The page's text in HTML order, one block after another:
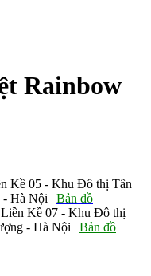
Rainbow
Kề 05 - Khu Đô thị Tân
Hà Nội | Bản đồ
Kề 07 - Khu Đô thị
- Hà Nội | Bản đồ